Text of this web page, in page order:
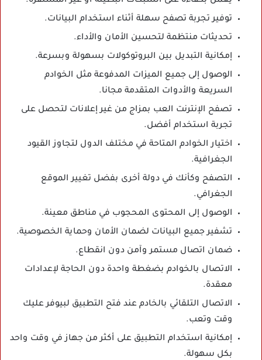
توفير تجربة تصفح سهلة أثناء استخدام البيانات.
تحديثات منتظمة لتحسين الأمان والأداء.
إمكانية التبديل بين البروتوكولات بسهولة وبسرعة.
الوصول إلى جميع الميزات المدفوعة مثل الخوادم
السريعة والأدوات المتقدمة مجانا.
تصفح الإنترنت العب بمزاج من غير إعلانات لتحصل على
تجربة استخدام أفضل.
اختيار الخوادم المتاحة في مختلف الدول لتجاوز القيود
الجغرافية.
التصفح وكأنك في دولة أخرى بفضل تغيير الموقع
الجغرافي.
الوصول إلى المحتوى المحجوب في مناطق معينة.
تشفير جميع البيانات لضمان الأمان وحماية الخصوصية.
ضمان اتصال مستمر وآمن دون انقطاع.
الاتصال بالخوادم بضغطة واحدة دون الحاجة لإعدادات
معقدة.
الاتصال التلقائي بالخادم عند فتح التطبيق لبيوفر عليك
وقت وتعب.
إمكانية استخدام التطبيق على أكثر من جهاز في وقت واحد
بكل سهولة.